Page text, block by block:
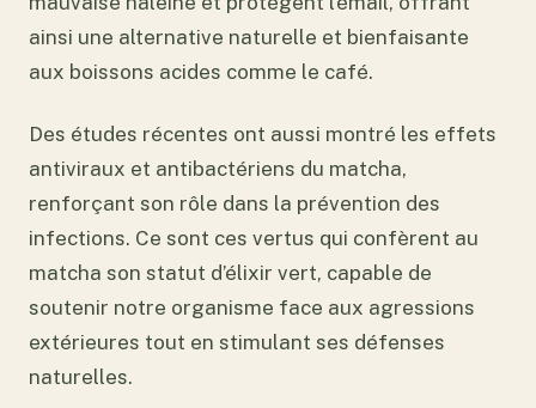
ainsi une alternative naturelle et bienfaisante
aux boissons acides comme le café.
Des études récentes ont aussi montré les effets
antiviraux et antibactériens du matcha,
renforçant son rôle dans la prévention des
infections. Ce sont ces vertus qui confèrent au
matcha son statut d’élixir vert, capable de
soutenir notre organisme face aux agressions
extérieures tout en stimulant ses défenses
naturelles.